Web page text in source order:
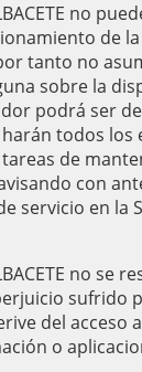
no
de
tanto no
sobre la
podrá ser
todos los
de
con
servicio en la
no se
sufrido
del acceso
o